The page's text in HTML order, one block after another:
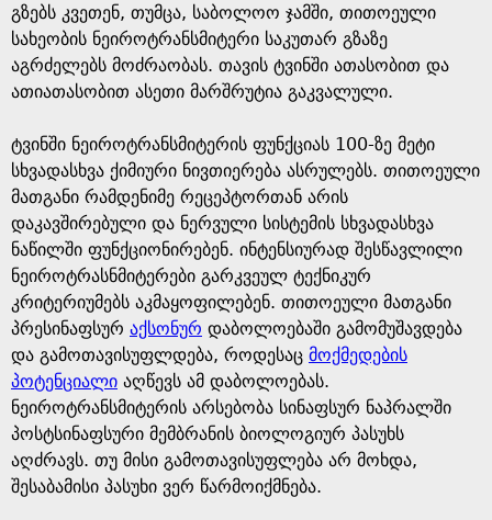
გზებს კვეთენ, თუმცა, საბოლოო ჯამში, თითოეული
სახეობის ნეიროტრანსმიტერი საკუთარ გზაზე
აგრძელებს მოძრაობას. თავის ტვინში ათასობით და
ათიათასობით ასეთი მარშრუტია გაკვალული.
ტვინში ნეიროტრანსმიტერის ფუნქციას 100-ზე მეტი
სხვადასხვა ქიმიური ნივთიერება ასრულებს. თითოეული
მათგანი რამდენიმე რეცეპტორთან არის
დაკავშირებული და ნერვული სისტემის სხვადასხვა
ნაწილში ფუნქციონირებენ. ინტენსიურად შესწავლილი
ნეიროტრასნმიტერები გარკვეულ ტექნიკურ
კრიტერიუმებს აკმაყოფილებენ. თითოეული მათგანი
პრესინაფსურ აქსონურ დაბოლოებაში გამომუშავდება
და გამოთავისუფლდება, როდესაც მოქმედების
პოტენციალი აღწევს ამ დაბოლოებას.
ნეიროტრანსმიტერის არსებობა სინაფსურ ნაპრალში
პოსტსინაფსური მემბრანის ბიოლოგიურ პასუხს
აღძრავს. თუ მისი გამოთავისუფლება არ მოხდა,
შესაბამისი პასუხი ვერ წარმოიქმნება.